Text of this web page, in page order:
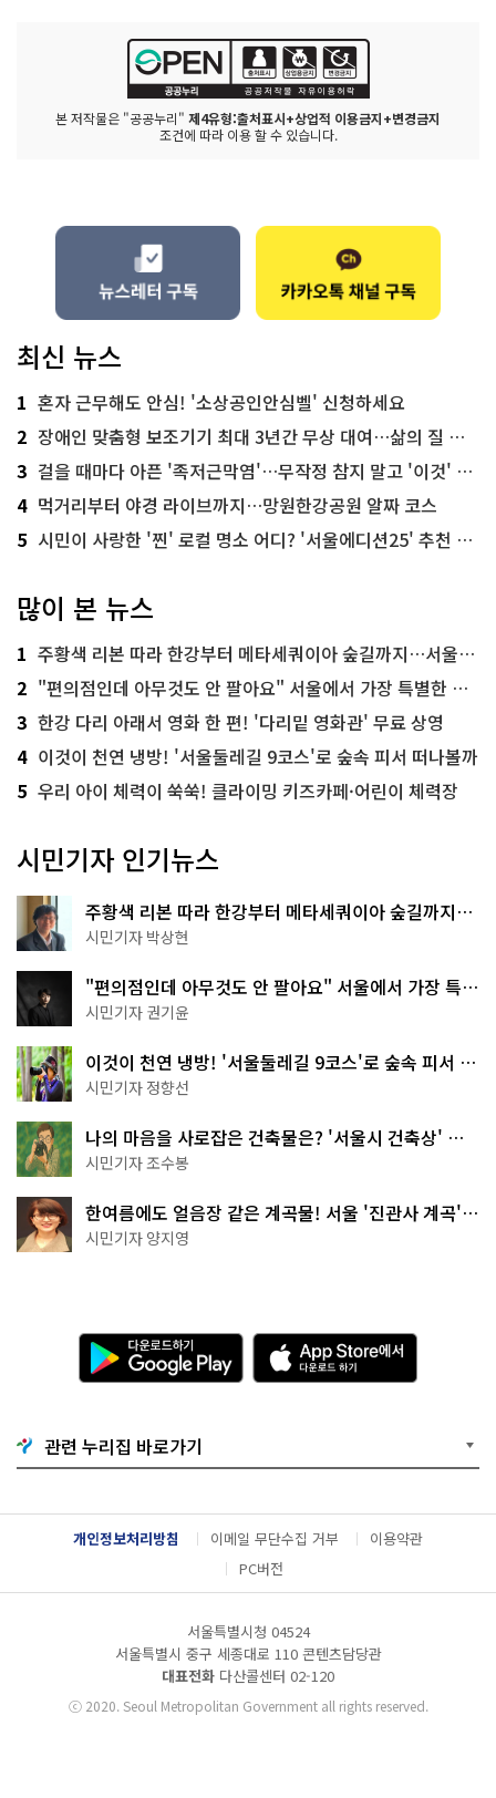
본 저작물은 "공공누리" 제4유형:출처표시+상업적 이용금지+변경금지
조건에 따라 이용 할 수 있습니다.
최신 뉴스
1 혼자 근무해도 안심! '소상공인안심벨' 신청하세요
2 장애인 맞춤형 보조기기 최대 3년간 무상 대여…삶의 질 높인다
3 걸을 때마다 아픈 '족저근막염'…무작정 참지 말고 '이것' 해보세요!
4 먹거리부터 야경 라이브까지…망원한강공원 알짜 코스
5 시민이 사랑한 '찐' 로컬 명소 어디? '서울에디션25' 추천 코스
많이 본 뉴스
1 주황색 리본 따라 한강부터 메타세쿼이아 숲길까지…서울둘레길 15코스
2 "편의점인데 아무것도 안 팔아요" 서울에서 가장 특별한 편의점의 정체
3 한강 다리 아래서 영화 한 편! '다리밑 영화관' 무료 상영
4 이것이 천연 냉방! '서울둘레길 9코스'로 숲속 피서 떠나볼까
5 우리 아이 체력이 쑥쑥! 클라이밍 키즈카페·어린이 체력장
시민기자 인기뉴스
주황색 리본 따라 한강부터 메타세쿼이아 숲길까지…
서울둘레길 15코스
시민기자 박상현
"편의점인데 아무것도 안 팔아요" 서울에서 가장 특별
한 편의점의 정체
시민기자 권기윤
이것이 천연 냉방! '서울둘레길 9코스'로 숲속 피서 떠
나볼까
시민기자 정향선
나의 마음을 사로잡은 건축물은? '서울시 건축상' 수
상작 공개!
시민기자 조수봉
한여름에도 얼음장 같은 계곡물! 서울 '진관사 계곡'이
천국이네~
시민기자 양지영
다
운
로
기
G
o
g
l
e
l
A
p
p
e
서
다
운
드
관련 누리집 바로가기
개인정보처리방침 이메일 무단수집 거부
이용약관
PC버전
서울특별시청 04524
서울특별시 중구 세종대로 110 콘텐츠담당관
대표전화 다산콜센터 02-120
ⓒ2020. Seoul Metropolitan Government all rights reserved.